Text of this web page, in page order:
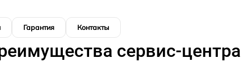
Гарантия Контакты
сервис-центра